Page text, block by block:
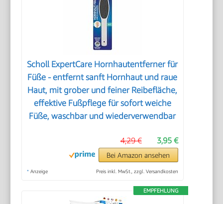
Scholl ExpertCare Hornhautentferner für
Füße - entfernt sanft Hornhaut und raue
Haut, mit grober und feiner Reibefläche,
effektive Fußpflege für sofort weiche
Füße, waschbar und wiederverwendbar
3,95 €
4,29 €
Bei Amazon ansehen
* Anzeige Preis inkl. MwSt., zzgl. Versandkosten
EMPFEHLUNG